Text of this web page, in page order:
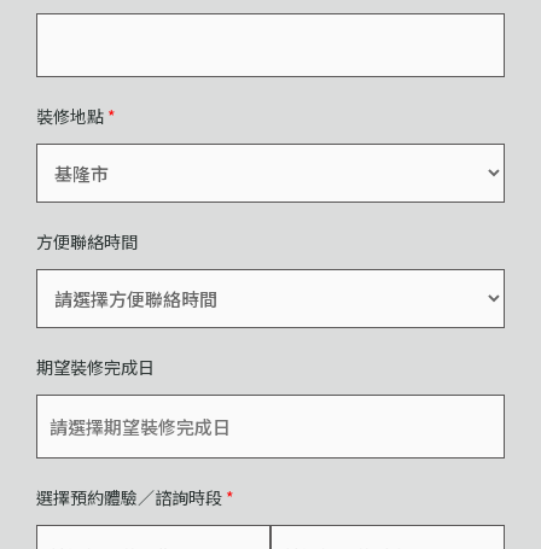
裝修地點 *
方便聯絡時間
期望裝修完成日
選擇預約體驗／諮詢時段 *